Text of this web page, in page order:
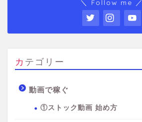
＼ Follow me ／
カテゴリー
動画で稼ぐ
①ストック動画 始め方